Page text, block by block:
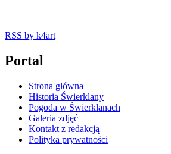
RSS by k4art
Portal
Strona główna
Historia Świerklany
Pogoda w Świerklanach
Galeria zdjęć
Kontakt z redakcją
Polityka prywatności